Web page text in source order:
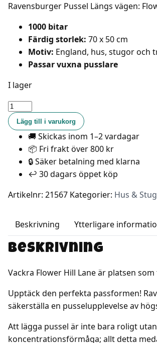
Ravensburger Pussel Längs vägen:
1000 bitar
Färdig storlek: 70 x 50 cm
Motiv: England, hus, stugor och
Passar vuxna pusslare
I lager
Ravensburger
Pussel
-
Längs
vägen:
Flower
Hill
1000
bitar
mängd
Lägg till i varukorg
🚚 Skickas inom 1–2 vardagar
📦 Fri frakt över 800 kr
🔒 Säker betalning med klarna
↩️ 30 dagars öppet köp
Artikelnr: 21567 Kategorier: Hus &
Beskrivning Ytterligare
Beskrivning
Vackra Flower Hill Lane är platsen
Upptäck den perfekta passformen!
säkerställa en pusselupplevelse av
Att lägga pussel är inte bara roligt
koncentrationsförmåga; allt detta